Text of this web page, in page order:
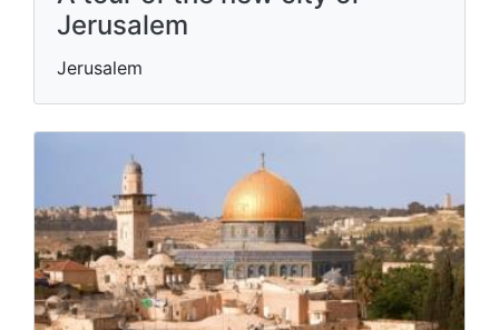
Jerusalem
Jerusalem